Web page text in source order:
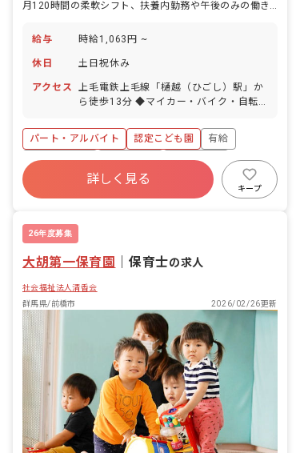
月120時間の柔軟シフト、扶養内勤務や午後のみの働き方もOK。
給与 時給1,063円 ~
休日 土日祝休み
アクセス
上毛電鉄上毛線「樋越（ひごし）駅」か
ら徒歩13分 ◆マイカー・バイク・自転
◆通勤距離に応じてガソリン代支給あり
パート・アルバイト 認定こども園
有給
社会保険完備
土日祝休み
退職金制度
産休育休制度
社会福祉法人
詳しく見る
キープ
26年度募集
大胡第一保育園 ｜保育士の求人
社会福祉法人清香会
群馬県/前橋市
2026/02/26更新